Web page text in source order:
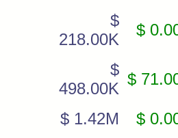
$
218.00K
$
$
498.00K
$
$ 1.42M
$